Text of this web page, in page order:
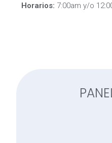
Horarios: 7:00am y/o